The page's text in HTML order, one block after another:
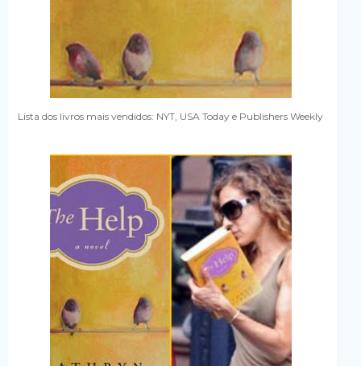
Lista dos livros mais vendidos: NYT, USA Today e Publishers Weekly